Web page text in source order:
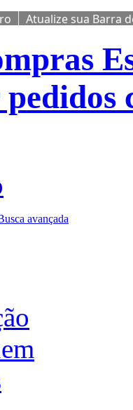
Atualize sua Barra
avançada